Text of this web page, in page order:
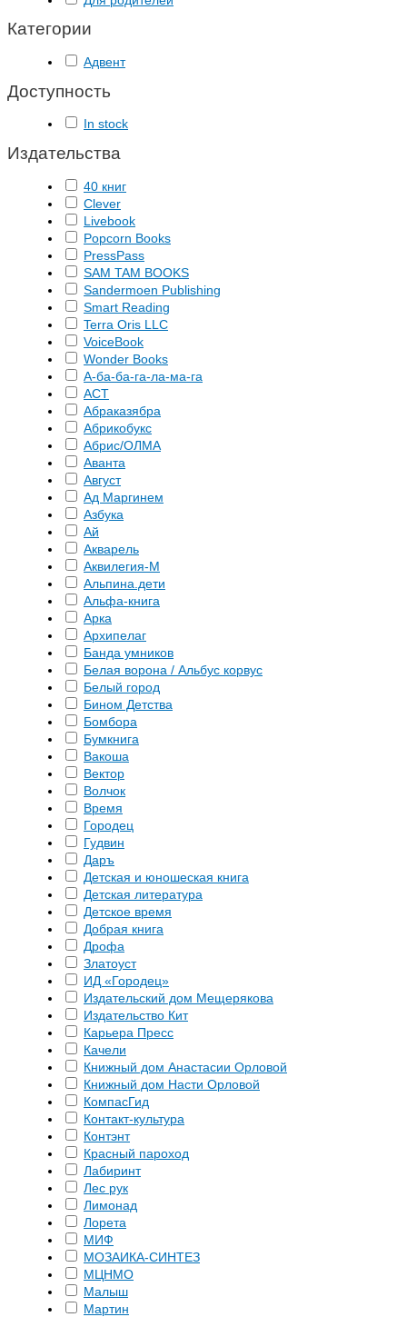
Категории
Адвент
Доступность
In stock
Издательства
40 книг
Clever
Livebook
Popcorn Books
PressPass
SAM TAM BOOKS
Sandermoen Publishing
Smart Reading
Terra Oris LLC
VoiceBook
Wonder Books
А-ба-ба-га-ла-ма-га
АСТ
Абраказябра
Абрикобукс
Абрис/ОЛМА
Аванта
Август
Ад Маргинем
Азбука
Ай
Акварель
Аквилегия-М
Альпина.дети
Альфа-книга
Арка
Архипелаг
Банда умников
Белая ворона / Альбус корвус
Белый город
Бином Детства
Бомбора
Бумкнига
Вакоша
Вектор
Волчок
Время
Городец
Гудвин
Даръ
Детская и юношеская книга
Детская литература
Детское время
Добрая книга
Дрофа
Златоуст
ИД «Городец»
Издательский дом Мещерякова
Издательство Кит
Карьера Пресс
Качели
Книжный дом Анастасии Орловой
Книжный дом Насти Орловой
КомпасГид
Контакт-культура
Контэнт
Красный пароход
Лабиринт
Лес рук
Лимонад
Лорета
МИФ
МОЗАИКА-СИНТЕЗ
МЦНМО
Малыш
Мартин